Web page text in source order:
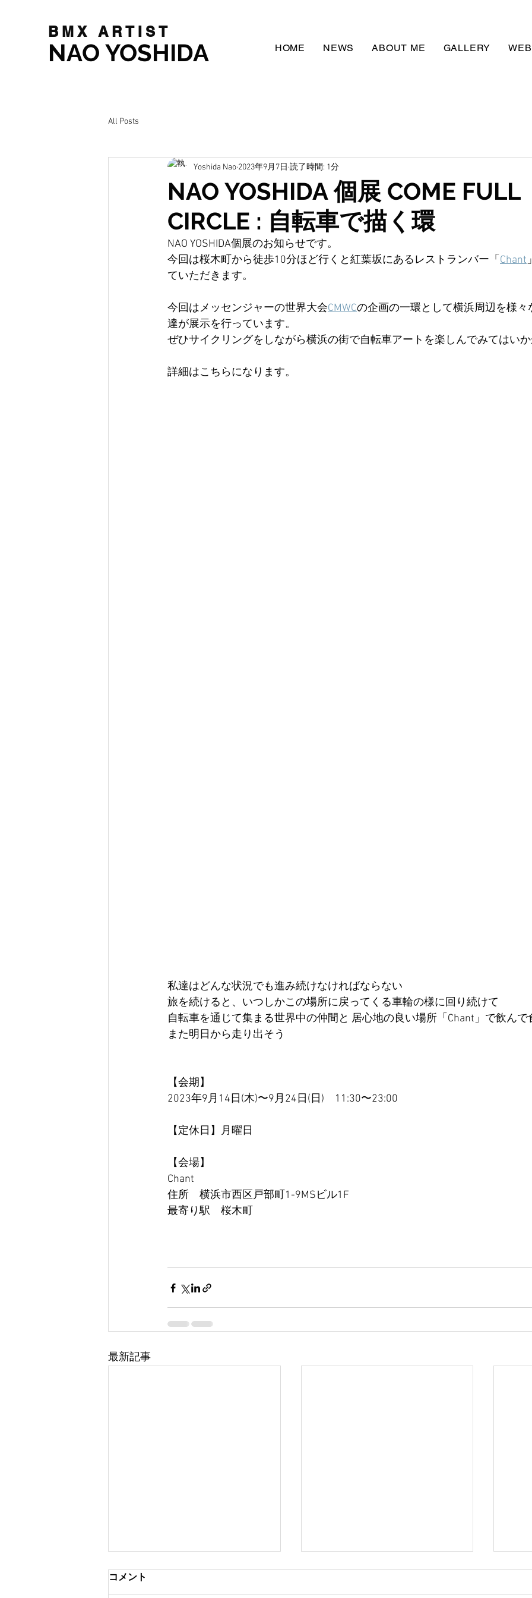
BMX ARTIST
NAO YOSHIDA HOME NEWS ABOUT ME GALLERY
All Posts
NAO YOSHIDA 個展 COME FULL
CIRCLE : 自転車で描く環
Yoshida Nao 2023年9月7日 読了時間: 1分
NAO YOSHIDA個展のお知らせです。
今回は桜木町から徒歩10分ほど行くと紅葉坂にあるレストランバー「 Chant
ていただきます。
今回はメッセンジャーの世界大会CMWCの企画の一環として横浜周辺を様々
達が展示を行っています。
ぜひサイクリングをしながら横浜の街で自転車アートを楽しんでみてはいか
詳細はこちらになります。
私達はどんな状況でも進み続けなければならない
旅を続けると、いつしかこの場所に戻ってくる車輪の様に回り続けて
自転車を通じて集まる世界中の仲間と 居心地の良い場所「Chant」で飲んで
また明日から走り出そう
【会期】
2023年9月14日(木)〜9月24日(日)　11:30〜23:00
【定休日】月曜日
【会場】
Chant
住所　横浜市西区戸部町1-9MSビル1F
最寄り駅　桜木町
最新記事
コメント